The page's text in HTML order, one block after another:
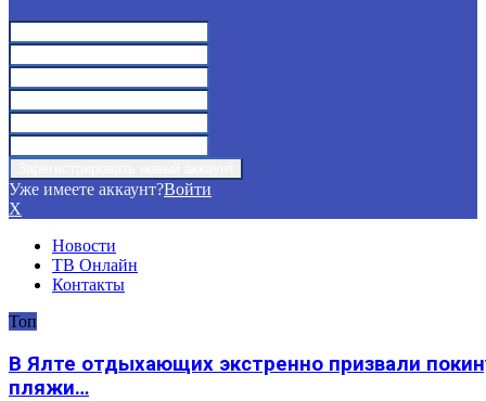
Уже имеете аккаунт?Войти
X
Новости
ТВ Онлайн
Контакты
Топ
В Ялте отдыхающих экстренно призвали
пляжи…